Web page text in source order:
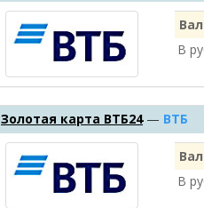
В
Золотая карта ВТБ24— ВТБ
В